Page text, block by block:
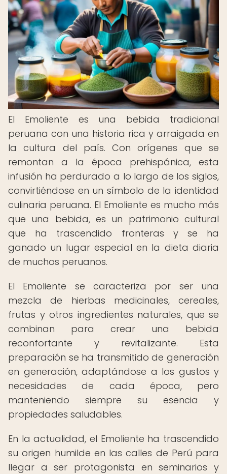
El Emoliente es una bebida tradicional
peruana con una historia rica y arraigada en
la cultura del país. Con orígenes que se
remontan a la época prehispánica, esta
infusión ha perdurado a lo largo de los siglos,
convirtiéndose en un símbolo de la identidad
culinaria peruana. El Emoliente es mucho más
que una bebida, es un patrimonio cultural
que ha trascendido fronteras y se ha
ganado un lugar especial en la dieta diaria
de muchos peruanos.
El Emoliente se caracteriza por ser una
mezcla de hierbas medicinales, cereales,
frutas y otros ingredientes naturales, que se
combinan para crear una bebida
reconfortante y revitalizante. Esta
preparación se ha transmitido de generación
en generación, adaptándose a los gustos y
necesidades de cada época, pero
manteniendo siempre su esencia y
propiedades saludables.
En la actualidad, el Emoliente ha trascendido
su origen humilde en las calles de Perú para
llegar a ser protagonista en seminarios y